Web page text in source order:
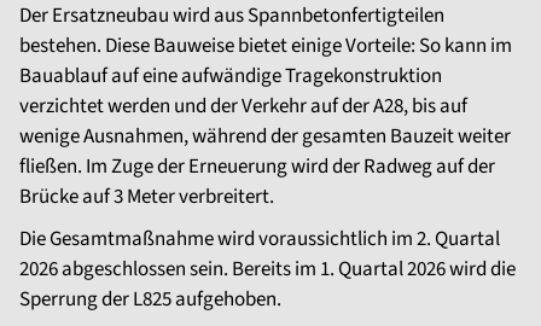
Der Ersatzneubau wird aus Spannbetonfertigteilen
bestehen. Diese Bauweise bietet einige Vorteile: So kann im
Bauablauf auf eine aufwändige Tragekonstruktion
verzichtet werden und der Verkehr auf der A28, bis auf
wenige Ausnahmen, während der gesamten Bauzeit weiter
fließen. Im Zuge der Erneuerung wird der Radweg auf der
Brücke auf 3 Meter verbreitert.
Die Gesamtmaßnahme wird voraussichtlich im 2. Quartal
2026 abgeschlossen sein. Bereits im 1. Quartal 2026 wird die
Sperrung der L825 aufgehoben.